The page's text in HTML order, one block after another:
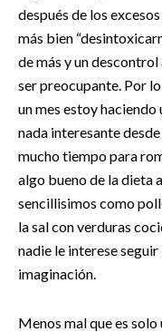
después de los
más bien
de más y un
ser preocupante. Por
un mes estoy
nada interesante
mucho tiempo para
algo bueno de la dieta
sencillisimos como
la sal con verduras
nadie le interese
imaginación.
Menos mal que es